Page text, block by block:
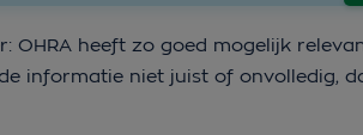
OHRA heeft zo goed mogelijk
informatie niet juist of onvolledig,